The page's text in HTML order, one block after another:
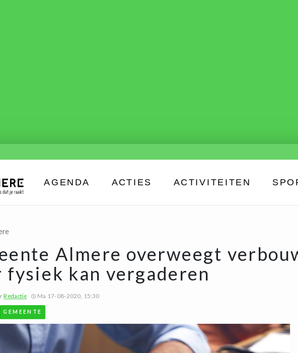
AGENDA ACTIES ACTIVITEITEN
Almere overweegt
fysiek kan vergaderen
Redactie Ma 17-08-2020, 15:30
GEMEENTE